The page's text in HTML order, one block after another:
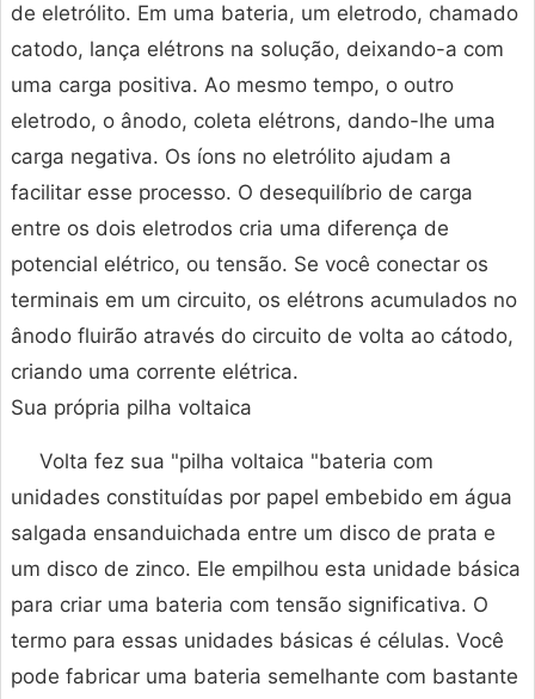
de eletrólito. Em uma bateria, um eletrodo, chamado
catodo, lança elétrons na solução, deixando-a com
uma carga positiva. Ao mesmo tempo, o outro
eletrodo, o ânodo, coleta elétrons, dando-lhe uma
carga negativa. Os íons no eletrólito ajudam a
facilitar esse processo. O desequilíbrio de carga
entre os dois eletrodos cria uma diferença de
potencial elétrico, ou tensão. Se você conectar os
terminais em um circuito, os elétrons acumulados no
ânodo fluirão através do circuito de volta ao cátodo,
criando uma corrente elétrica.
Sua própria pilha voltaica
Volta fez sua "pilha voltaica "bateria com
unidades constituídas por papel embebido em água
salgada ensanduichada entre um disco de prata e
um disco de zinco. Ele empilhou esta unidade básica
para criar uma bateria com tensão significativa. O
termo para essas unidades básicas é células. Você
pode fabricar uma bateria semelhante com bastante